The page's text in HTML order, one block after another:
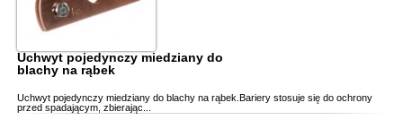
Uchwyt pojedynczy miedziany do
blachy na rąbek
Uchwyt pojedynczy miedziany do blachy na rąbek.Bariery stosuje się do ochrony
przed spadającym, zbierając...